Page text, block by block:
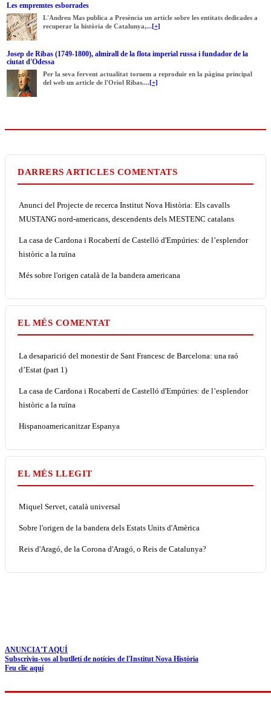
Les empremtes esborrades
L'Andreu Mas publica a Presència un article sobre les entitats dedicades a
recuperar la història de Catalunya,...[+]
Josep de Ribas (1749-1800), almirall de la flota imperial russa i fundador de la
ciutat d'Odessa
Per la seva fervent actualitat tornem a reproduir en la pàgina principal
del web un article de l'Oriol Ribas....[+]
DARRERS ARTICLES COMENTATS
Anunci del Projecte de recerca Institut Nova Història: Els cavalls
MUSTANG nord-americans, descendents dels MESTENC catalans
La casa de Cardona i Rocabertí de Castelló d'Empúries: de l’esplendor
històric a la ruïna
Més sobre l'origen català de la bandera americana
EL MÉS COMENTAT
La desaparició del monestir de Sant Francesc de Barcelona: una raó
d’Estat (part 1)
La casa de Cardona i Rocabertí de Castelló d'Empúries: de l’esplendor
històric a la ruïna
Hispanoamericanitzar Espanya
EL MÉS LLEGIT
Miquel Servet, català universal
Sobre l'origen de la bandera dels Estats Units d'Amèrica
Reis d'Aragó, de la Corona d'Aragó, o Reis de Catalunya?
ANUNCIA'T AQUÍ
Subscriviu-vos al butlletí de notícies de l'Institut Nova Història
Feu clic aquí